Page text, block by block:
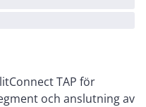
TAP för
och anslutning av